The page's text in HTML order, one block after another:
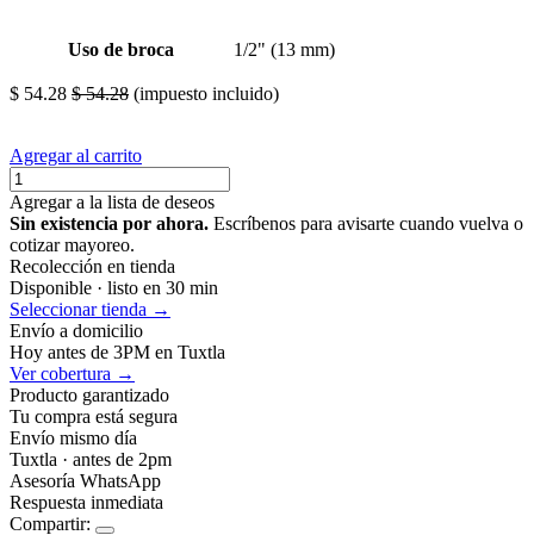
Uso de broca 1/2" (13 mm)
$ 54.28 $54.28 (impuesto incluido)
Agregar al carrito
Agregar a la lista de deseos
Sin existencia por ahora. Escríbenos para avisarte cuando vuelva o
cotizar mayoreo.
Recolección en tienda
Disponible · listo en 30 min
Seleccionar tienda →
Envío a domicilio
Hoy antes de 3PM en Tuxtla
Ver cobertura →
Producto garantizado
Tu compra está segura
Envío mismo día
Tuxtla · antes de 2pm
Asesoría WhatsApp
Respuesta inmediata
Compartir: